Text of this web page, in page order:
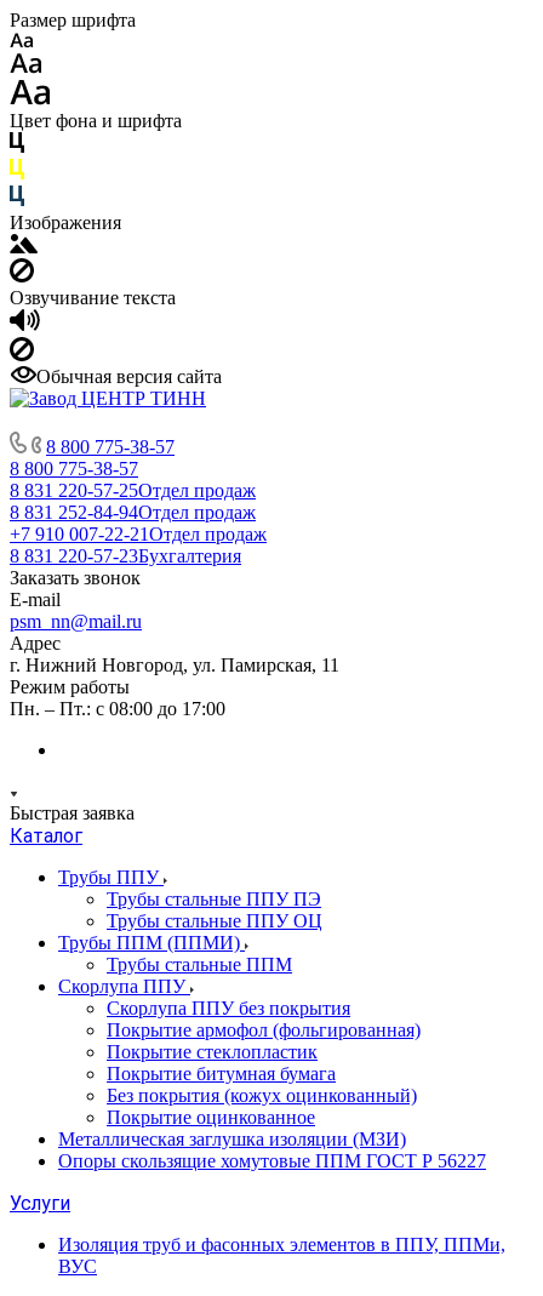
Размер шрифта
Цвет фона и шрифта
Изображения
Озвучивание текста
Обычная версия сайта
8 800 775-38-57
8 800 775-38-57
8 831 220-57-25Отдел продаж
8 831 252-84-94Отдел продаж
+7 910 007-22-21Отдел продаж
8 831 220-57-23Бухгалтерия
Заказать звонок
E-mail
psm_nn@mail.ru
Адрес
г. Нижний Новгород, ул. Памирская, 11
Режим работы
Пн. – Пт.: с 08:00 до 17:00
Быстрая заявка
Каталог
Трубы ППУ
Трубы стальные ППУ ПЭ
Трубы стальные ППУ ОЦ
Трубы ППМ (ППМИ)
Трубы стальные ППМ
Скорлупа ППУ
Скорлупа ППУ без покрытия
Покрытие армофол (фольгированная)
Покрытие стеклопластик
Покрытие битумная бумага
Без покрытия (кожух оцинкованный)
Покрытие оцинкованное
Металлическая заглушка изоляции (МЗИ)
Опоры скользящие хомутовые ППМ ГОСТ Р 56227
Услуги
Изоляция труб и фасонных элементов в ППУ, ППМи,
ВУС